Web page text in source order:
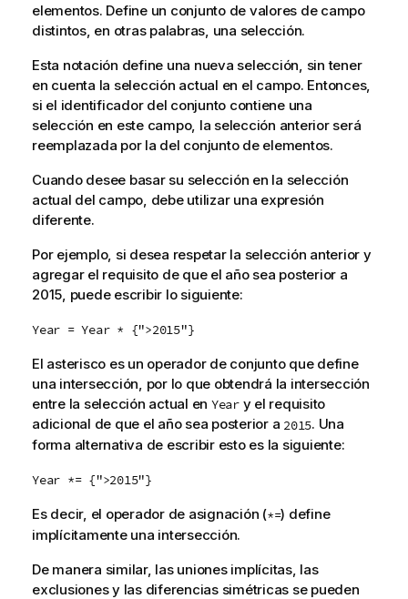
elementos. Define un conjunto de valores de campo
distintos, en otras palabras, una selección.
Esta notación define una nueva selección, sin tener
en cuenta la selección actual en el campo. Entonces,
si el identificador del conjunto contiene una
selección en este campo, la selección anterior será
reemplazada por la del conjunto de elementos.
Cuando desee basar su selección en la selección
actual del campo, debe utilizar una expresión
diferente.
Por ejemplo, si desea respetar la selección anterior y
agregar el requisito de que el año sea posterior a
2015, puede escribir lo siguiente:
Year = Year * {">2015"}
El asterisco es un operador de conjunto que define
una intersección, por lo que obtendrá la intersección
entre la selección actual en Yeary el requisito
adicional de que el año sea posterior a 2015. Una
forma alternativa de escribir esto es la siguiente:
Year *= {">2015"}
Es decir, el operador de asignación (*=) define
implícitamente una intersección.
De manera similar, las uniones implícitas, las
exclusiones y las diferencias simétricas se pueden